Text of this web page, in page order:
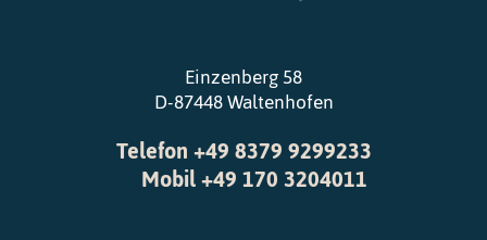
Einzenberg 58
D-87448 Waltenhofen
Telefon +49 8379 9299233
Mobil +49 170 3204011